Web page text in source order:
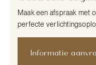
Maak een afspraak met
perfecte
Informatie